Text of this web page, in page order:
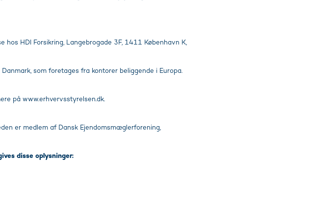
HDI Forsikring, Langebrogade 3F, 1411 København K,
som foretages fra kontorer beliggende i Europa.
på www.erhvervsstyrelsen.dk.
er medlem af Dansk Ejendomsmæglerforening,
disse oplysninger: